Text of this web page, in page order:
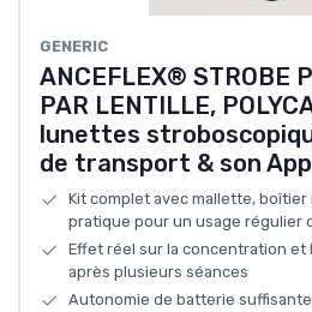
GENERIC
ANCEFLEX® STROBE
PAR LENTILLE,
lunettes
de transport & son App
Kit complet avec mallette,
pratique pour un usage régulier
Effet réel sur la concentration
après plusieurs séances
Autonomie de batterie